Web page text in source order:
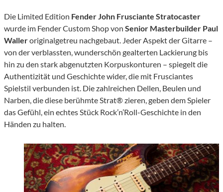
Die Limited Edition Fender John Frusciante Stratocaster
wurde im Fender Custom Shop von Senior Masterbuilder Paul
Walleroriginalgetreu nachgebaut. Jeder Aspekt der Gitarre –
von der verblassten, wunderschön gealterten Lackierung bis
hin zu den stark abgenutzten Korpuskonturen – spiegelt die
Authentizität und Geschichte wider, die mit Frusciantes
Spielstil verbunden ist. Die zahlreichen Dellen, Beulen und
Narben, die diese berühmte Strat® zieren, geben dem Spieler
das Gefühl, ein echtes Stück Rock’n’Roll-Geschichte in den
Händen zu halten.